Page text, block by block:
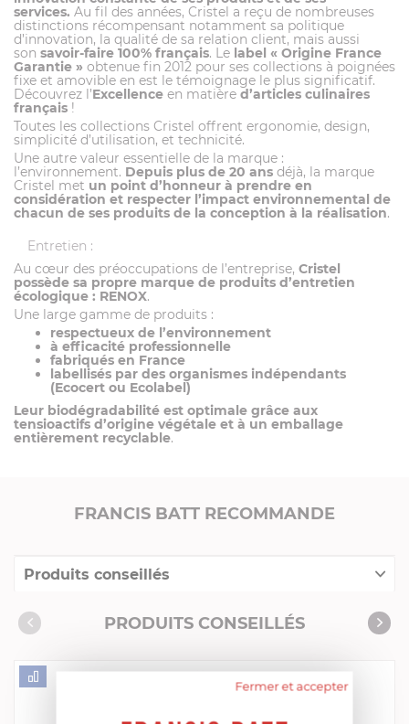
services. Au fil des années, Cristel a reçu de nombreuses
distinctions récompensant notamment sa politique
d’innovation, la qualité de sa relation client, mais aussi
son savoir-faire 100% français. Le label « Origine France
Garantie » obtenue fin 2012 pour ses collections à poignées
fixe et amovible en est le témoignage le plus significatif.
Découvrez l’Excellence en matière d’articles culinaires
français !
Toutes les collections Cristel offrent ergonomie, design,
simplicité d’utilisation, et technicité.
Une autre valeur essentielle de la marque :
l’environnement. Depuis plus de 20 ans déjà, la marque
Cristel met un point d’honneur à prendre en
considération et respecter l’impact environnemental de
chacun de ses produits de la conception à la réalisation.
Entretien :
Au cœur des préoccupations de l’entreprise, Cristel
possède sa propre marque de produits d’entretien
écologique : RENOX.
Une large gamme de produits :
respectueux de l’environnement
à efficacité professionnelle
fabriqués en France
labellisés par des organismes indépendants
(Ecocert ou Ecolabel)
Leur biodégradabilité est optimale grâce aux
tensioactifs d’origine végétale et à un emballage
entièrement recyclable.
FRANCIS BATT RECOMMANDE
Produits conseillés
Consommables complémentaires
PRODUITS CONSEILLÉS
Fermer et accepter